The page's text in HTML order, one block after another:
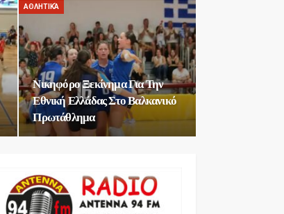
ΑΘΛΗΤΙΚΆ
Νικηφόρο Ξεκίνημα Για Την
Εθνική Ελλάδας Στο Βαλκανικό
Πρωτάθλημα